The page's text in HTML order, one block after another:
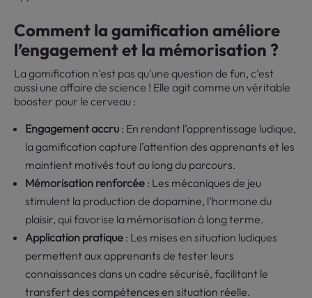
Comment la gamification améliore
l’engagement et la mémorisation ?
La gamification n’est pas qu’une question de fun, c’est
aussi une affaire de science ! Elle agit comme un véritable
booster pour le cerveau :
Engagement accru : En rendant l’apprentissage ludique,
la gamification capture l’attention des apprenants et les
maintient motivés tout au long du parcours.
Mémorisation renforcée : Les mécaniques de jeu
stimulent la production de dopamine, l’hormone du
plaisir, qui favorise la mémorisation à long terme.
Application pratique : Les mises en situation ludiques
permettent aux apprenants de tester leurs
connaissances dans un cadre sécurisé, facilitant le
transfert des compétences en situation réelle.